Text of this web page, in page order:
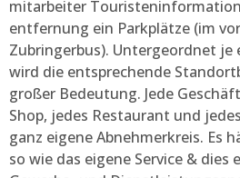
mitarbeiter
entfernung ein Parkplätze (im
Zubringerbus). Untergeordnet je
wird die entsprechende
großer Bedeutung. Jede
Shop, jedes Restaurant und
ganz eigene Abnehmerkreis. Es
so wie das eigene Service & dies